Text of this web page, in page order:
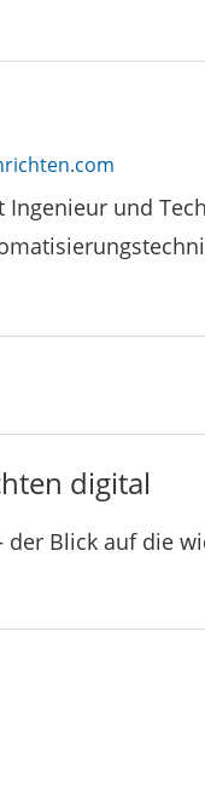
Ingenieur und
digital
der Blick auf die